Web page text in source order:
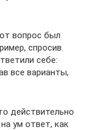
вопрос был
спросив
себе:
все варианты,
действительно
ум ответ, как